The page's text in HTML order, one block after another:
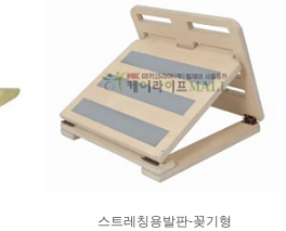
스트레칭용발판-꽂기형